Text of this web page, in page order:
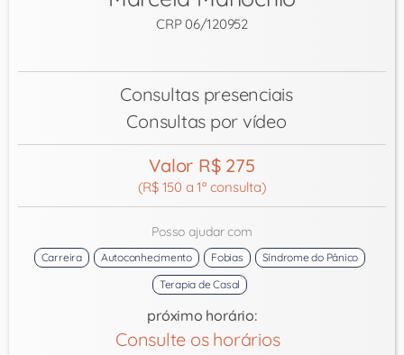
CRP 06/120952
Consultas presenciais
Consultas por vídeo
Valor R$ 275
(R$ 150 a 1ª consulta)
Posso ajudar com
Carreira Autoconhecimento Fobias
Síndrome do Pânico
Terapia de Casal
próximo horário:
Consulte os horários